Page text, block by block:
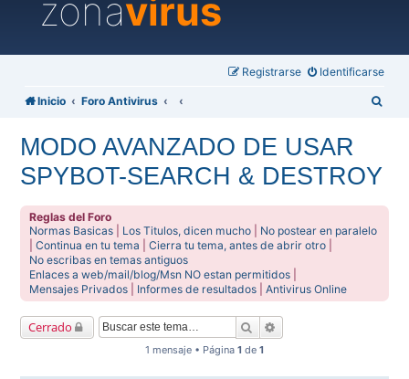
zonavirus
Identificarse
Registrarse
Inicio Foro Antivirus
MODO AVANZADO DE USAR
SPYBOT-SEARCH & DESTROY
Reglas del Foro
Normas Basicas
Los Titulos, dicen mucho
No postear en paralelo
|Continua en tu tema |Cierra tu tema, antes de abrir otro
No escribas en temas antiguos
Enlaces a web/mail/blog/Msn NO estan permitidos
Mensajes Privados
Informes de resultados |Antivirus Online
Cerrado Buscar
1 mensaje • Página 1 de 1